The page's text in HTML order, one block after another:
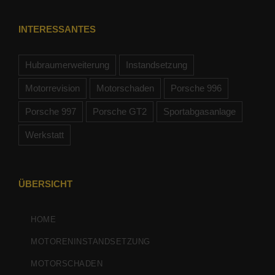
INTERESSANTES
Hubraumerweiterung Instandsetzung
Motorrevision Motorschaden Porsche 996
Porsche 997 Porsche GT2 Sportabgasanlage
Werkstatt
ÜBERSICHT
HOME
MOTORENINSTANDSETZUNG
MOTORSCHADEN